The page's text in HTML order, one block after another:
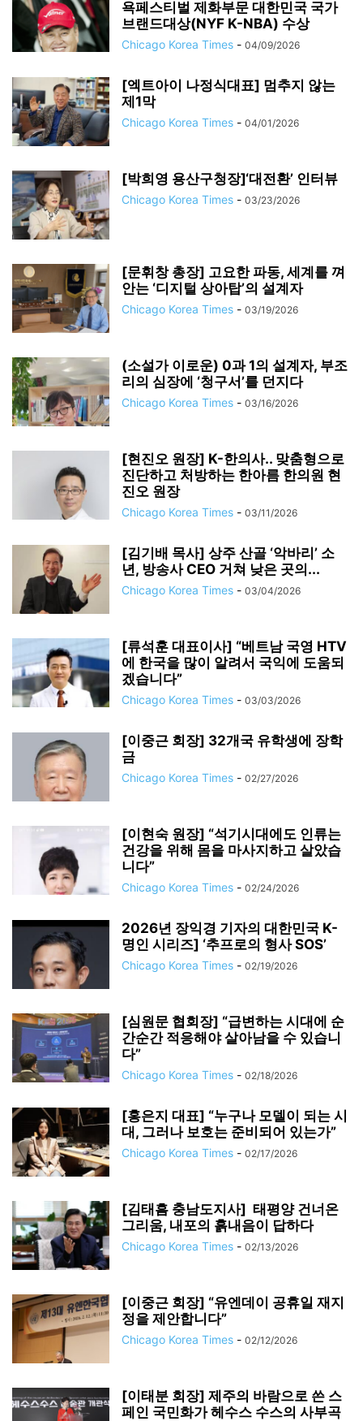
욕페스티벌 제화부문 대한민국 국가
브랜드대상(NYF K-NBA) 수상
Chicago Korea Times - 04/09/2026
[엑트아이 나정식대표] 멈추지 않는
제1막
Chicago Korea Times - 04/01/2026
[박희영 용산구청장]‘대전환’ 인터뷰
Chicago Korea Times - 03/23/2026
[문휘창 총장] 고요한 파동, 세계를 껴
안는 ‘디지털 상아탑’의 설계자
Chicago Korea Times - 03/19/2026
(소설가 이로운) 0과 1의 설계자, 부조
리의 심장에 ‘청구서’를 던지다
Chicago Korea Times - 03/16/2026
[현진오 원장] K-한의사.. 맞춤형으로
진단하고 처방하는 한아름 한의원 현
진오 원장
Chicago Korea Times - 03/11/2026
[김기배 목사] 상주 산골 ‘악바리’ 소
년, 방송사 CEO 거쳐 낮은 곳의...
Chicago Korea Times - 03/04/2026
[류석훈 대표이사] “베트남 국영 HTV
에 한국을 많이 알려서 국익에 도움되
겠습니다”
Chicago Korea Times - 03/03/2026
[이중근 회장] 32개국 유학생에 장학
금
Chicago Korea Times - 02/27/2026
[이현숙 원장] “석기시대에도 인류는
건강을 위해 몸을 마사지하고 살았습
니다”
Chicago Korea Times - 02/24/2026
2026년 장익경 기자의 대한민국 K-
명인 시리즈] ‘추프로의 형사 SOS’
Chicago Korea Times - 02/19/2026
[심원문 협회장] “급변하는 시대에 순
간순간 적응해야 살아남을 수 있습니
다”
Chicago Korea Times - 02/18/2026
[홍은지 대표] “누구나 모델이 되는 시
대, 그러나 보호는 준비되어 있는가”
Chicago Korea Times - 02/17/2026
[김태흠 충남도지사] 태평양 건너온
그리움, 내포의 흙내음이 답하다
Chicago Korea Times - 02/13/2026
[이중근 회장] “유엔데이 공휴일 재지
정을 제안합니다”
Chicago Korea Times - 02/12/2026
[이태분 회장] 제주의 바람으로 쓴 스
페인 국민화가 헤수스 수스의 사부곡